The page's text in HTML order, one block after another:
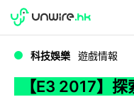
WWDC 2026
科技娛樂 遊戲情報
【E3 2017】